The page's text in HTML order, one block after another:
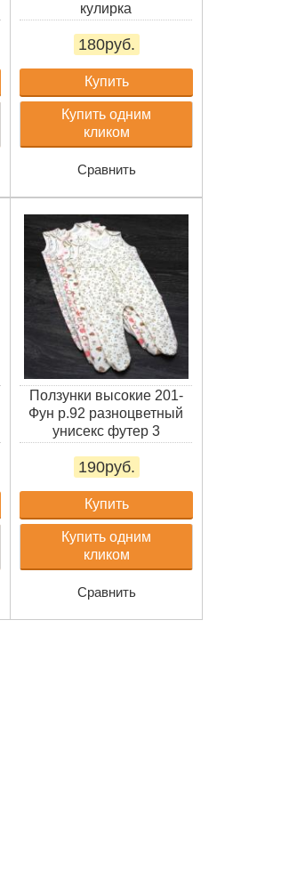
кулирка
180руб.
Купить
Купить одним
кликом
Сравнить
Ползунки высокие 201-
Фун р.92 разноцветный
унисекс футер 3
190руб.
Купить
Купить одним
кликом
Сравнить